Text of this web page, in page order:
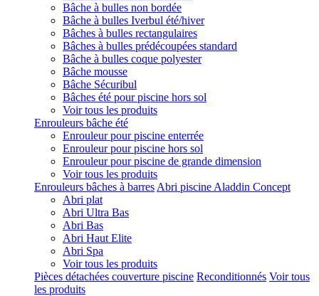
Bâche à bulles non bordée
Bâche à bulles Iverbul été/hiver
Bâches à bulles rectangulaires
Bâches à bulles prédécoupées standard
Bâche à bulles coque polyester
Bâche mousse
Bâche Sécuribul
Bâches été pour piscine hors sol
Voir tous les produits
Enrouleurs bâche été
Enrouleur pour piscine enterrée
Enrouleur pour piscine hors sol
Enrouleur pour piscine de grande dimension
Voir tous les produits
Enrouleurs bâches à barres Abri piscine Aladdin Concept
Abri plat
Abri Ultra Bas
Abri Bas
Abri Haut Elite
Abri Spa
Voir tous les produits
Pièces détachées couverture piscine Reconditionnés Voir tous
les produits